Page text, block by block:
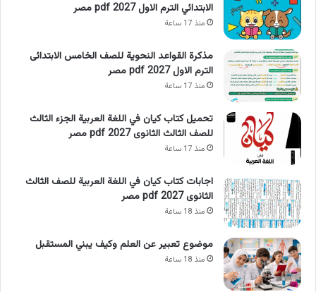
الابتدائي الترم الاول 2027 pdf مصر
منذ 17 ساعة
مذكرة القواعد النحوية للصف الخامس الابتدائى
الترم الاول 2027 pdf مصر
منذ 17 ساعة
تحميل كتاب كيان في اللغة العربية الجزء الثالث
للصف الثالث الثانوى 2027 pdf مصر
منذ 17 ساعة
اجابات كتاب كيان في اللغة العربية للصف الثالث
الثانوى 2027 pdf مصر
منذ 18 ساعة
موضوع تعبير عن العلم وكيف يبني المستقبل
منذ 18 ساعة